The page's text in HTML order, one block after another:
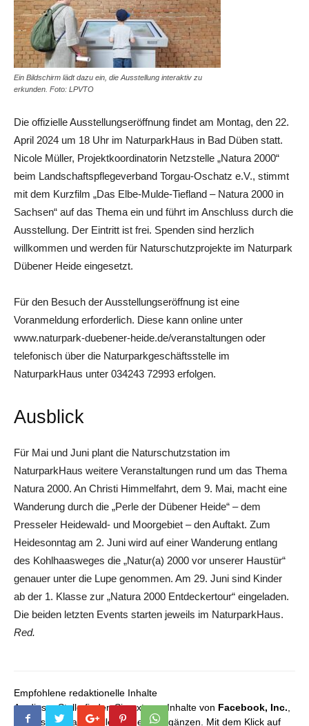
Ein Bildschirm lädt dazu ein, die Ausstellung interaktiv zu
erkunden. Foto: LPVTO
Die offizielle Ausstellungseröffnung findet am Montag, den 22.
April 2024 um 18 Uhr im NaturparkHaus in Bad Düben statt.
Nicole Müller, Projektkoordinatorin Netzstelle „Natura 2000“
beim Landschaftspflegeverband Torgau-Oschatz e.V., stimmt
mit dem Kurzfilm „Das Elbe-Mulde-Tiefland – Natura 2000 in
Sachsen“ auf das Thema ein und führt im Anschluss durch die
Ausstellung. Der Eintritt ist frei. Spenden sind herzlich
willkommen und werden für Naturschutzprojekte im Naturpark
Dübener Heide eingesetzt.
Für den Besuch der Ausstellungseröffnung ist eine
Voranmeldung erforderlich. Diese kann online unter
www.naturpark-duebener-heide.de/veranstaltungen oder
telefonisch über die Naturparkgeschäftsstelle im
NaturparkHaus unter 034243 72993 erfolgen.
Ausblick
Für Mai und Juni plant die Naturschutzstation im
NaturparkHaus weitere Veranstaltungen rund um das Thema
Natura 2000. An Christi Himmelfahrt, dem 9. Mai, macht eine
Wanderung durch die „Perle der Dübener Heide“ – dem
Presseler Heidewald- und Moorgebiet – den Auftakt. Zum
Heidesonntag am 2. Juni wird auf einer Wanderung entlang
des Kohlhaasweges die „Natur(a) 2000 vor unserer Haustür“
genauer unter die Lupe genommen. Am 29. Juni sind Kinder
ab der 1. Klasse zur „Natura 2000 Entdeckertour“ eingeladen.
Die beiden letzten Events starten jeweils im NaturparkHaus.
Red.
Empfohlene redaktionelle Inhalte
An dieser Stelle finden Sie externe Inhalte von Facebook, Inc.
die unser redaktionelles Angebot ergänzen. Mit dem Klick auf